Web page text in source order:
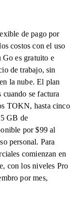
de pago por
costos con el uso
Go es gratuito e
de trabajo, sin
la nube. El plan
se factura
TOKN, hasta cinco
GB de
por $99 al
personal. Para
comienzan en
con los niveles Pro
por mes,